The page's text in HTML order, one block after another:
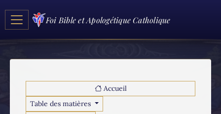
Foi Bible et Apologétique Catholique
Accueil
Table des matières